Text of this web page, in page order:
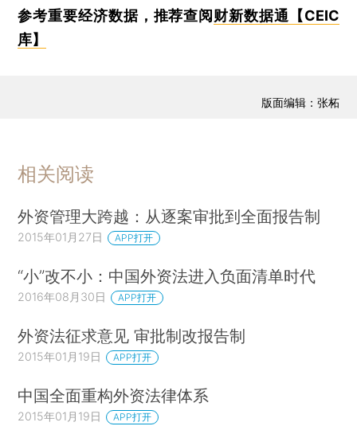
参考重要经济数据，推荐查阅财新数据通【CEIC
库】
版面编辑：张柘
相关阅读
外资管理大跨越：从逐案审批到全面报告制
2015年01月27日 APP打开
“小”改不小：中国外资法进入负面清单时代
2016年08月30日 APP打开
外资法征求意见 审批制改报告制
2015年01月19日 APP打开
中国全面重构外资法律体系
2015年01月19日 APP打开